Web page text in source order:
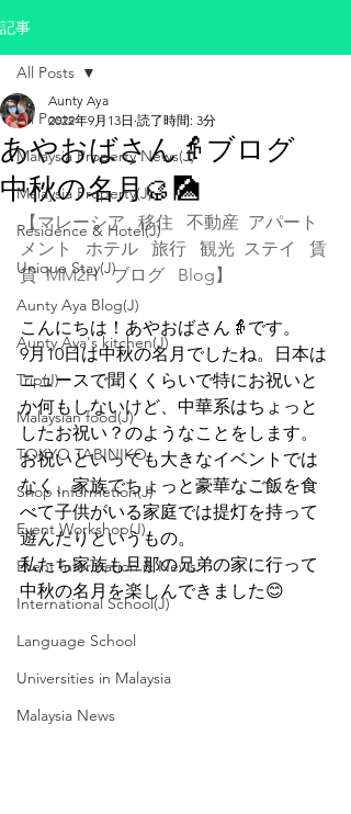
記事
All Posts
Malaysia Property News(J)
Malaysia Property(J)
Residence & Hotel(J)
Unique Stay(J)
Aunty Aya Blog(J)
Aunty Aya's kitchen(J)
Trip(J)
Malaysian food(J)
TOKYO TABINIKO
Shop Informetion(J)
Event Workshop(J)
Event Information & News
International School(J)
Language School
Universities in Malaysia
Malaysia News
All Posts
あやおばさん👵ブログ
中秋の名月🥮🎑
Aunty Aya
2022年9月13日 読了時間: 3分
【マレーシア   移住   不動産  アパート
メント   ホテル   旅行   観光  ステイ   賃
貸  MM2H   ブログ   Blog】
こんにちは！あやおばさん👵です。
9月10日は中秋の名月でしたね。日本は
ニュースで聞くくらいで特にお祝いと
か何もしないけど、中華系はちょっと
したお祝い？のようなことをします。
お祝いといっても大きなイベントでは
なく、家族でちょっと豪華なご飯を食
べて子供がいる家庭では提灯を持って
遊んだりというもの。
私たち家族も旦那の兄弟の家に行って
中秋の名月を楽しんできました😊